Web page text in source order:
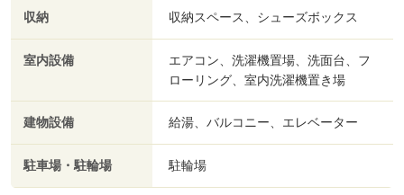
収納 収納スペース、シューズボックス
室内設備
エアコン、洗濯機置場、洗面台、フ
ローリング、室内洗濯機置き場
建物設備 給湯、バルコニー、エレベーター
駐車場・駐輪場 駐輪場